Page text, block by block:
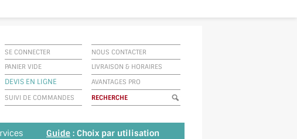
SE CONNECTER
NOUS CONTACTER
PANIER VIDE
LIVRAISON & HORAIRES
DEVIS EN LIGNE
AVANTAGES PRO
SUIVI DE COMMANDES
Guide : Choix par utilisation